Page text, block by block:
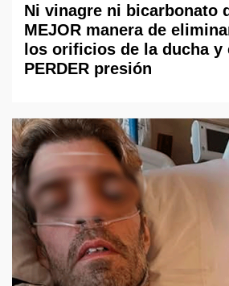
Ni vinagre ni bicarbonato
MEJOR manera de
los orificios de la ducha y
PERDER presión